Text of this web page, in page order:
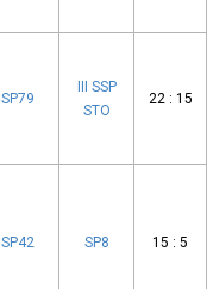
SP79
III SSP
STO
22 : 15
SP42 SP8 15 : 5